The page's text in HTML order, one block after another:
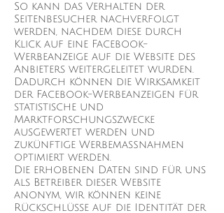
So kann das Verhalten der
Seitenbesucher nachverfolgt
werden, nachdem diese durch
Klick auf eine Facebook-
Werbeanzeige auf die Website des
Anbieters weitergeleitet wurden.
Dadurch können die Wirksamkeit
der Facebook-Werbeanzeigen für
statistische und
Marktforschungszwecke
ausgewertet werden und
zukünftige Werbemaßnahmen
optimiert werden.
Die erhobenen Daten sind für uns
als Betreiber dieser Website
anonym, wir können keine
Rückschlüsse auf die Identität der